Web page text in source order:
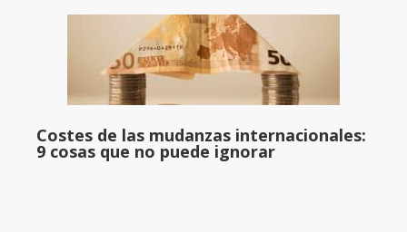
Costes de las mudanzas internacionales:
9 cosas que no puede ignorar